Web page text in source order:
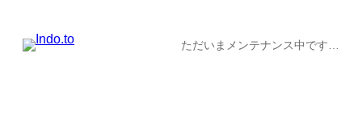
ただいまメンテナンス中です…